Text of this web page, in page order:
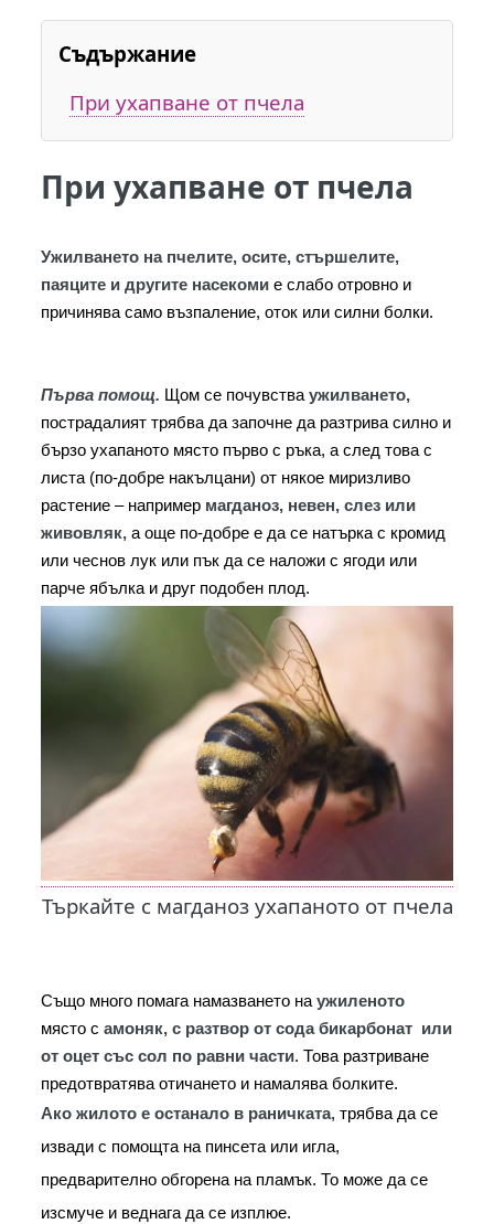
Съдържание
При ухапване от пчела
При ухапване от пчела
Ужилването на пчелите, осите, стършелите,
паяците и другите насекоми е слабо отровно и
причинява само възпаление, оток или силни болки.
Първа помощ. Щом се почувства ужилването,
пострадалият трябва да започне да разтрива силно и
бързо ухапаното място първо с ръка, а след това с
листа (по-добре накълцани) от някое миризливо
растение – например магданоз, невен, слез или
живовляк, а още по-добре е да се натърка с кромид
или чеснов лук или пък да се наложи с ягоди или
парче ябълка и друг подобен плод.
Търкайте с магданоз ухапаното от пчела
Също много помага намазването на ужиленото
място с амоняк, с разтвор от сода бикарбонат  или
от оцет със сол по равни части. Това разтриване
предотвратява отичането и намалява болките.
Ако жилото е останало в раничката, трябва да се
извади с помощта на пинсета или игла,
предварително обгорена на пламък. То може да се
изсмуче и веднага да се изплюе.